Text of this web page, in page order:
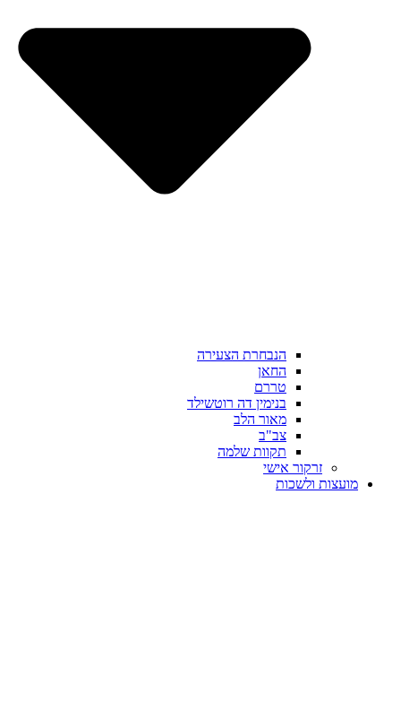
הנבחרת הצעירה
החאן
טררם
בנימין דה רוטשילד
מאור הלב
צב"ב
תקוות שלמה
זרקור אישי
מועצות ולשכות